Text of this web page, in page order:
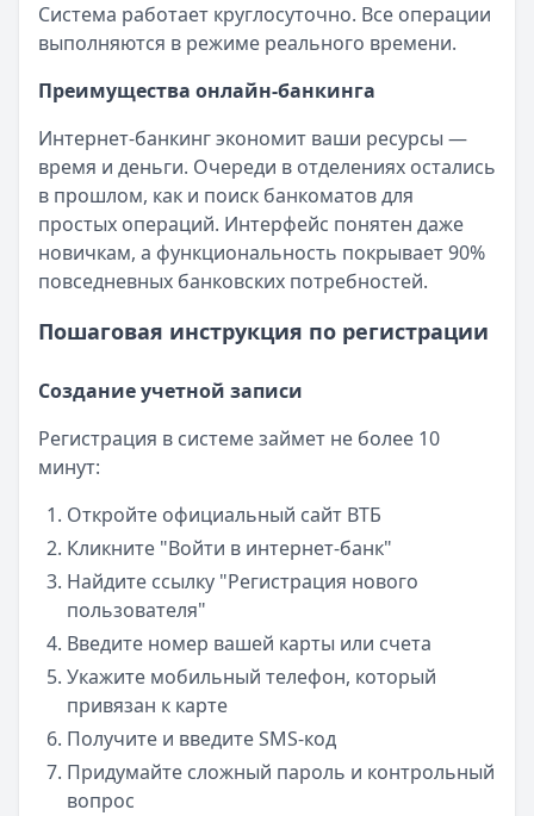
Система работает круглосуточно. Все операции
выполняются в режиме реального времени.
Преимущества онлайн-банкинга
Интернет-банкинг экономит ваши ресурсы —
время и деньги. Очереди в отделениях остались
в прошлом, как и поиск банкоматов для
простых операций. Интерфейс понятен даже
новичкам, а функциональность покрывает 90%
повседневных банковских потребностей.
Пошаговая инструкция по регистрации
Создание учетной записи
Регистрация в системе займет не более 10
минут:
Откройте официальный сайт ВТБ
Кликните "Войти в интернет-банк"
Найдите ссылку "Регистрация нового
пользователя"
Введите номер вашей карты или счета
Укажите мобильный телефон, который
привязан к карте
Получите и введите SMS-код
Придумайте сложный пароль и контрольный
вопрос